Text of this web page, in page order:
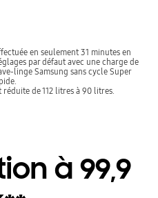
en seulement 31 minutes en
par défaut avec une charge de
linge Samsung sans cycle Super
réduite de 112 litres à 90 litres.
à 99,9